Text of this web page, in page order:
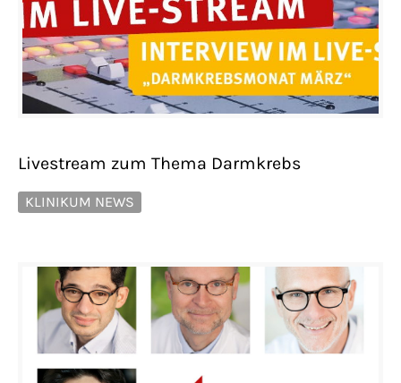
Livestream zum Thema Darmkrebs
KLINIKUM NEWS